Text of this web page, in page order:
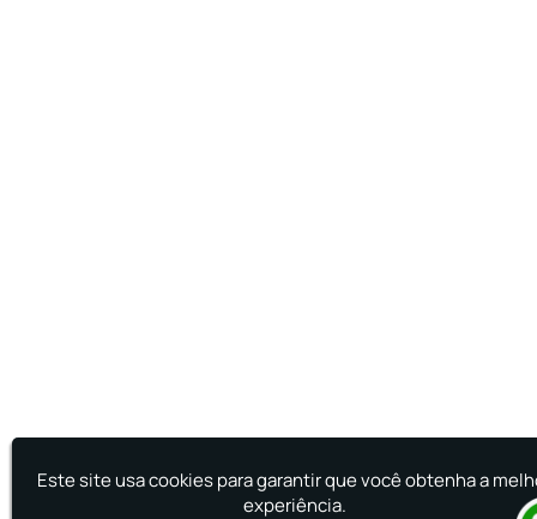
Este site usa cookies para garantir que você obtenha a
experiência.